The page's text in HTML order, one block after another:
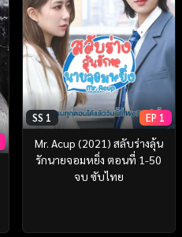
SS 1 EP 1
Mr. Acup (2021) สลับร่างลุ้น
รักนายจอมหยิ่ง ตอนที่ 1-50
จบ ซับไทย